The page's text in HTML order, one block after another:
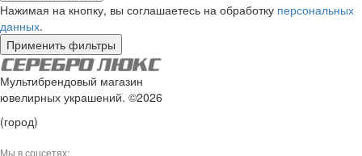
Нажимая на кнопку, вы соглашаетесь на обработку персональных
данных.
Применить фильтры
Мультибрендовый магазин
ювелирных украшений. ©2026
(город)
Мы в соцсетях: